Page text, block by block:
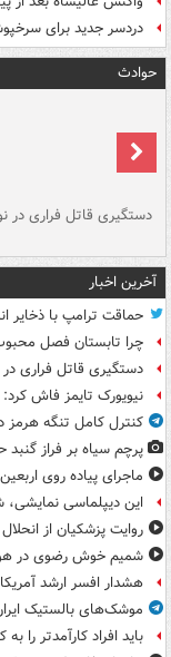
دردسر جدید برای
حوادث
دستگیری قاتل فراری در
آخرین اخبار
حماقت ترامپ با ذخایر
چرا تابستان فصل
دستگیری قاتل فراری
نیویورک تایمز فاش کرد:
کنترل کامل تنگه هرمز
پرچم سیاه بر فراز
ماجرای پیاده روی
این دیپلماسی
روایت پزشکیان از
شمیم خوش رضوی در
هشدار افسر ارشد
موشک‌های بالستیک
باید افراد کارآمدتر را